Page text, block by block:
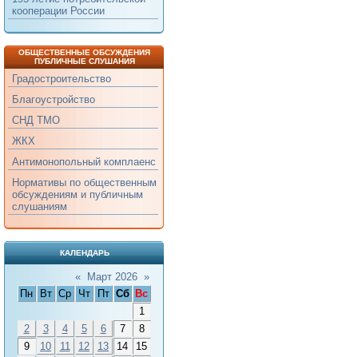
кооперации России
ОБЩЕСТВЕННЫЕ ОБСУЖДЕНИЯ
ПУБЛИЧНЫЕ СЛУШАНИЯ
Градостроительство
Благоустройство
СНД ТМО
ЖКХ
Антимонопольный комплаенс
Нормативы по общественным
обсуждениям и публичным
слушаниям
КАЛЕНДАРЬ
« Март 2026 »
Пн
Вт Ср Чт Пт Сб
Вс
1
2
3 4 5 6 7
8
9
10 11 12 13 14
15